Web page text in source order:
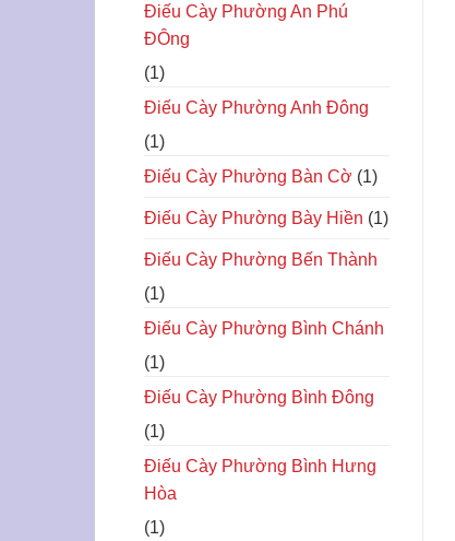
Điếu Cày Phường An Phú
ĐÔng
(1)
Điếu Cày Phường Anh Đông
(1)
Điếu Cày Phường Bàn Cờ (1)
Điếu Cày Phường Bày Hiền (1)
Điếu Cày Phường Bến Thành
(1)
Điếu Cày Phường Bình Chánh
(1)
Điếu Cày Phường Bình Đông
(1)
Điếu Cày Phường Bình Hưng
Hòa
(1)